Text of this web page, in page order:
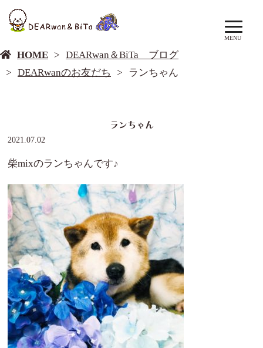
MENU
HOME
DEARwan＆BiTa ブログ
DEARwanのお友だち
ランちゃん
ランちゃん
2021.07.02
柴mixのランちゃんです♪